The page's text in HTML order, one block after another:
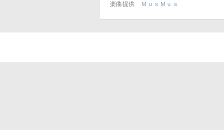
楽曲提供 ＭｕｓＭｕｓ